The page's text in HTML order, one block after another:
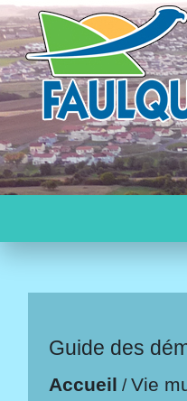
Guide des
Accueil /Vie